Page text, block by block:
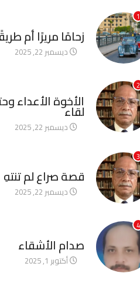
1
زحامًا مريرًا أم
ديسمبر 22, 2025
2
الأخوة الأعداء
لقاء
ديسمبر 22, 2025
3
قصة صراع لم تنتهِ
ديسمبر 22, 2025
4
صدام الأشقاء
أكتوبر 1, 2025